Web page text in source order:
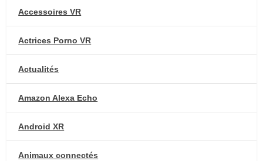
Accessoires VR
Actrices Porno VR
Actualités
Amazon Alexa Echo
Android XR
Animaux connectés